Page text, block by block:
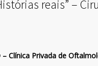
reais” –
Clínica Privada de